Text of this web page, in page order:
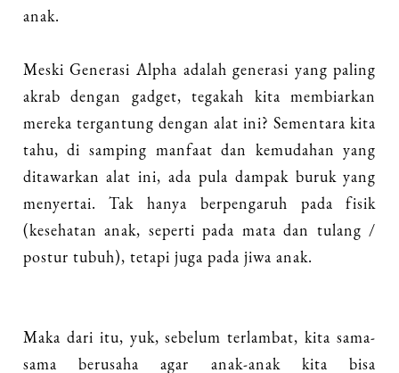
anak.
Meski Generasi Alpha adalah generasi yang paling
akrab dengan gadget, tegakah kita membiarkan
mereka tergantung dengan alat ini? Sementara kita
tahu, di samping manfaat dan kemudahan yang
ditawarkan alat ini, ada pula dampak buruk yang
menyertai. Tak hanya berpengaruh pada fisik
(kesehatan anak, seperti pada mata dan tulang /
postur tubuh), tetapi juga pada jiwa anak.
Maka dari itu, yuk, sebelum terlambat, kita sama-
sama berusaha agar anak-anak kita bisa